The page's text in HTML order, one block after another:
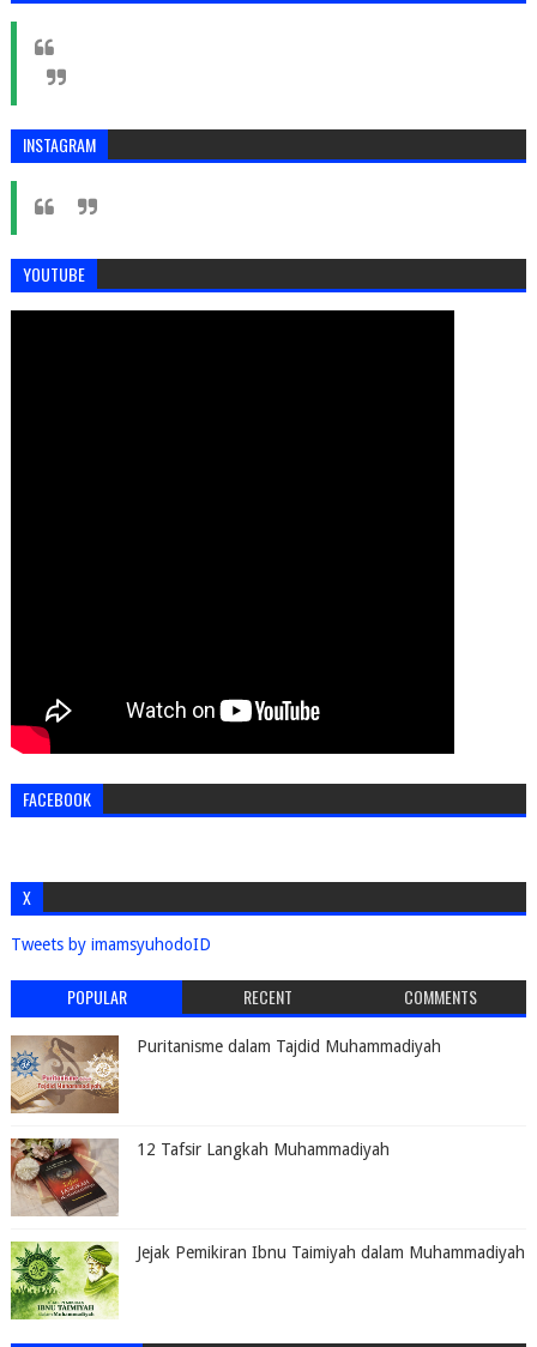
INSTAGRAM
YOUTUBE
FACEBOOK
X
Tweets by imamsyuhodoID
POPULAR RECENT COMMENTS
Puritanisme dalam Tajdid Muhammadiyah
12 Tafsir Langkah Muhammadiyah
Jejak Pemikiran Ibnu Taimiyah dalam Muhammadiyah